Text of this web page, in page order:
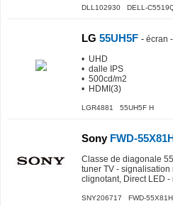
DLL102930 DELL-
LG 55UH5F - écran
• UHD
• dalle IPS
• 500cd/m2
• HDMI(3)
LGR4881 55UH5F H
SonyFWD-
Classe de diagonale
tuner TV -
clignotant, Direct LED -
SNY206717 FWD-